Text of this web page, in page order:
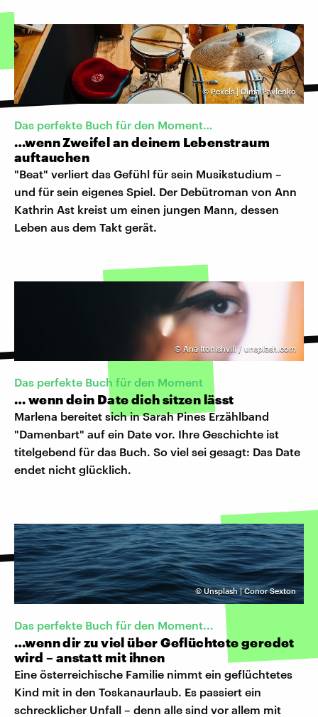
©Pexels | Dima Pavlenko
Das perfekte Buch für den Moment…
…wenn Zweifel an deinem Lebenstraum
auftauchen
"Beat" verliert das Gefühl für sein Musikstudium –
und für sein eigenes Spiel. Der Debütroman von Ann
Kathrin Ast kreist um einen jungen Mann, dessen
Leben aus dem Takt gerät.
© Ana Itonishvili / unsplash.com
Das perfekte Buch für den Moment
… wenn dein Date dich sitzen lässt
Marlena bereitet sich in Sarah Pines Erzählband
"Damenbart" auf ein Date vor. Ihre Geschichte ist
titelgebend für das Buch. So viel sei gesagt: Das Date
endet nicht glücklich.
©Unsplash | Conor Sexton
Das perfekte Buch für den Moment...
…wenn dir zu viel über Geflüchtete geredet
wird – anstatt mit ihnen
Eine österreichische Familie nimmt ein geflüchtetes
Kind mit in den Toskanaurlaub. Es passiert ein
schrecklicher Unfall – denn alle sind vor allem mit